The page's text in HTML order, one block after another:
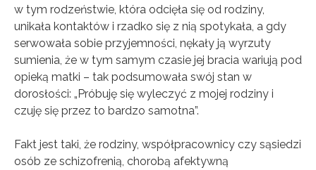
w tym rodzeństwie, która odcięła się od rodziny,
unikała kontaktów i rzadko się z nią spotykała, a gdy
serwowała sobie przyjemności, nękały ją wyrzuty
sumienia, że w tym samym czasie jej bracia wariują pod
opieką matki – tak podsumowała swój stan w
dorosłości: „Próbuję się wyleczyć z mojej rodziny i
czuję się przez to bardzo samotna”.
Fakt jest taki, że rodziny, współpracownicy czy sąsiedzi
osób ze schizofrenią, chorobą afektywną